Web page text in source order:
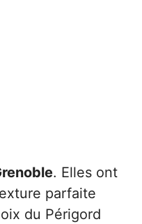
. Elles ont
parfaite
du Périgord